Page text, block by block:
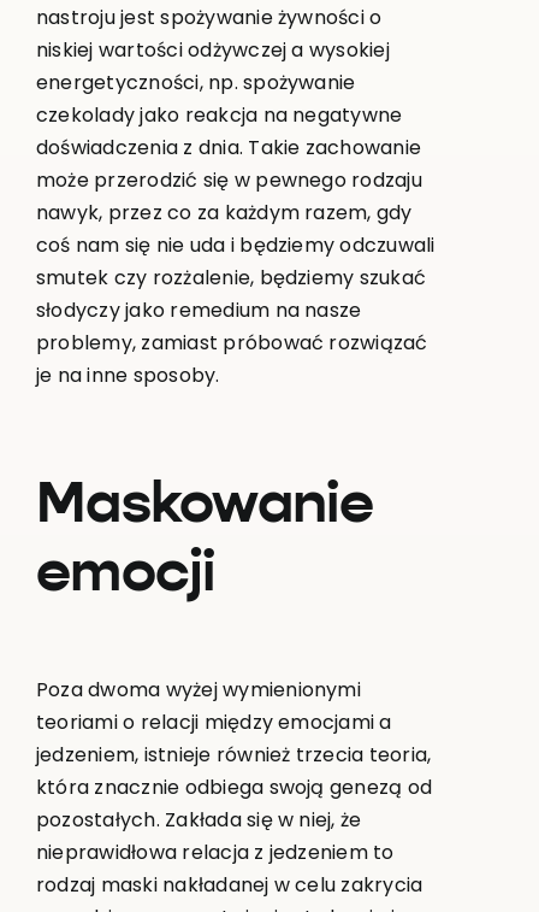
nastroju jest spożywanie żywności o
niskiej wartości odżywczej a wysokiej
energetyczności, np. spożywanie
czekolady jako reakcja na negatywne
doświadczenia z dnia. Takie zachowanie
może przerodzić się w pewnego rodzaju
nawyk, przez co za każdym razem, gdy
coś nam się nie uda i będziemy odczuwali
smutek czy rozżalenie, będziemy szukać
słodyczy jako remedium na nasze
problemy, zamiast próbować rozwiązać
je na inne sposoby.
Maskowanie
emocji
Poza dwoma wyżej wymienionymi
teoriami o relacji między emocjami a
jedzeniem, istnieje również trzecia teoria,
która znacznie odbiega swoją genezą od
pozostałych. Zakłada się w niej, że
nieprawidłowa relacja z jedzeniem to
rodzaj maski nakładanej w celu zakrycia